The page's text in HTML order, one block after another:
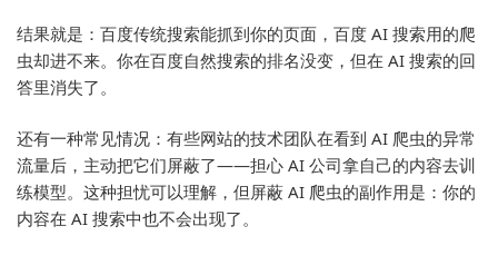
结果就是：百度传统搜索能抓到你的页面，百度 AI 搜索用的爬
虫却进不来。你在百度自然搜索的排名没变，但在 AI 搜索的回
答里消失了。
还有一种常见情况：有些网站的技术团队在看到 AI 爬虫的异常
流量后，主动把它们屏蔽了——担心 AI 公司拿自己的内容去训
练模型。这种担忧可以理解，但屏蔽 AI 爬虫的副作用是：你的
内容在 AI 搜索中也不会出现了。